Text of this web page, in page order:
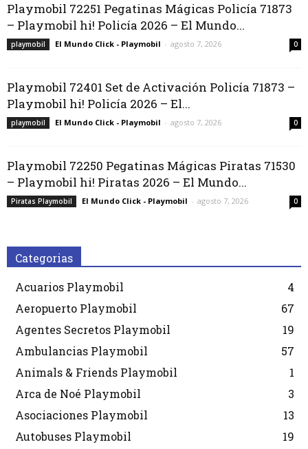
Playmobil 72251 Pegatinas Mágicas Policía 71873
– Playmobil hi! Policía 2026 – El Mundo...
playmobil El Mundo Click - Playmobil - agosto 7, 2026 0
Playmobil 72401 Set de Activación Policía 71873 –
Playmobil hi! Policía 2026 – El...
playmobil El Mundo Click - Playmobil - agosto 7, 2026 0
Playmobil 72250 Pegatinas Mágicas Piratas 71530
– Playmobil hi! Piratas 2026 – El Mundo...
Piratas Playmobil El Mundo Click - Playmobil - agosto 7, 2026 0
Categorias
Acuarios Playmobil
4
Aeropuerto Playmobil
67
Agentes Secretos Playmobil
19
Ambulancias Playmobil
57
Animals & Friends Playmobil
1
Arca de Noé Playmobil
3
Asociaciones Playmobil
13
Autobuses Playmobil
19